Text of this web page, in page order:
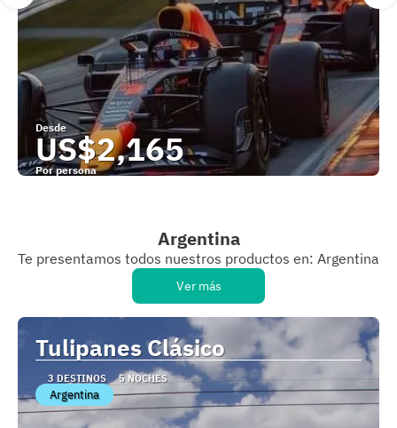
Desde
US$2,165
Por persona
Argentina
Te presentamos todos nuestros productos en: Argentina
Ver más
Tulipanes Clásico
3 DESTINOS 5 NOCHES
Argentina